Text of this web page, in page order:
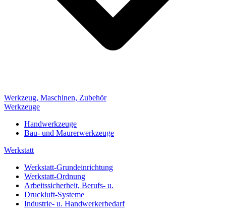
Werkzeug, Maschinen, Zubehör
Werkzeuge
Handwerkzeuge
Bau- und Maurerwerkzeuge
Werkstatt
Werkstatt-Grundeinrichtung
Werkstatt-Ordnung
Arbeitssicherheit, Berufs- u.
Druckluft-Systeme
Industrie- u. Handwerkerbedarf